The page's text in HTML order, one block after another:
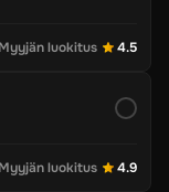
Myyjän luokitus 4.5
Myyjän luokitus 4.9